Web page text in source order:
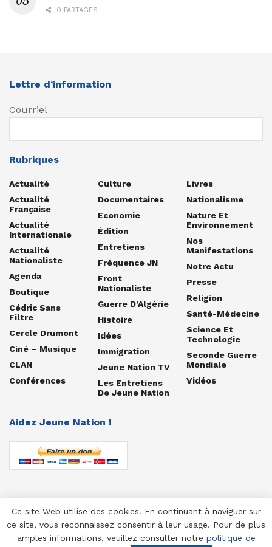
0 PARTAGES
Lettre d’information
Courriel
Rubriques
Actualité
Actualité
Française
Actualité
Internationale
Actualité
Nationaliste
Agenda
Boutique
Cédric Sans
Filtre
Cercle Drumont
Ciné – Musique
CLAN
Conférences
Culture
Documentaires
Economie
Édition
Entretiens
Fréquence JN
Front
Nationaliste
Guerre D'Algérie
Histoire
Idées
Immigration
Jeune Nation TV
Les Entretiens
De Jeune Nation
Livres
Nationalisme
Nature Et
Environnement
Nos
Manifestations
Notre Actu
Presse
Religion
Santé-Médecine
Science Et
Technologie
Seconde Guerre
Mondiale
Vidéos
Aidez Jeune Nation !
© 1958-2025 Jeune Nation
Ce site Web utilise des cookies. En continuant à naviguer sur
ce site, vous reconnaissez consentir à leur usage. Pour de plus
amples informations, veuillez consulter notre politique de